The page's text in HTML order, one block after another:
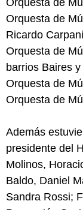
Orquesta de
Ricardo
Orquesta de
barrios Baires
Orquesta de
Orquesta de
Además
presidente del
Molinos,
Baldo, Daniel
Sandra Rossi;